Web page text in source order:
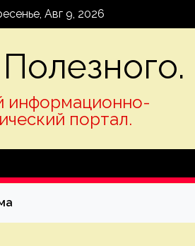
Авг 9, 2026
информационно-
портал.